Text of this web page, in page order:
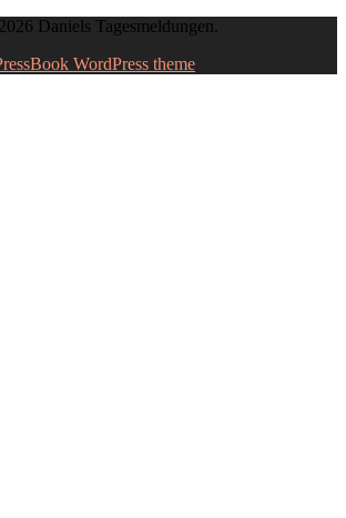
Daniels Tagesmeldungen.
WordPress theme